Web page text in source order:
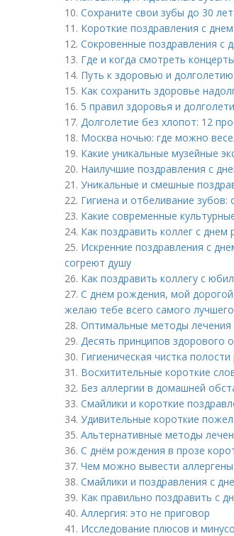
10. Сохраните свои зубы до 30
11. Короткие поздравления с
12. Сокровенные поздравления с
13. Где и когда смотреть
14. Путь к здоровью и
15. Как сохранить здоровье
16. 5 правил здоровья и
17. Долголетие без хлопот: 12
18. Москва ночью: где можно
19. Какие уникальные музейные
20. Наилучшие поздравления с
21. Уникальные и смешные
22. Гигиена и отбеливание
23. Какие современные
24. Как поздравить коллег с
25. Искренние поздравления с
согреют душу
26. Как поздравить коллегу с
27. С днем рождения, мой
желаю тебе всего самого
28. Оптимальные методы лечения
29. Десять принципов здорового
30. Гигиеническая чистка
31. Восхитительные короткие
32. Без аллергии в домашней
33. Смайлики и короткие
34. Удивительные короткие
35. Альтернативные методы
36. С днём рождения в прозе
37. Чем можно вывести аллергены
38. Смайлики и поздравления с
39. Как правильно поздравить с
40. Аллергия: это не приговор
41. Исследование плюсов и